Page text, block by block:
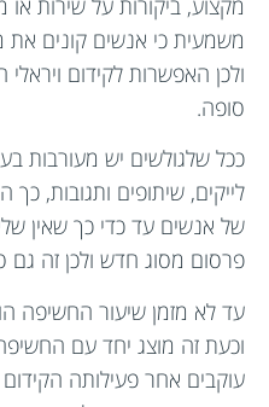
מקצוע, ביקורות על שירות
משמעית כי אנשים קונים
ולכן האפשרות לקידום
סופה.
ככל שלגולשים יש מעורבות
לייקים, שיתופים ותגובות,
של אנשים עד כדי כך שאין
פרסום מסוג חדש ולכן זה גם
עד לא מזמן שיעור החשיפה
וכעת זה מוצג יחד עם
עוקבים אחר פעילותה הקידום